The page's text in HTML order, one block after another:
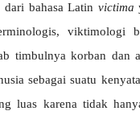
bahasa Latin victima
viktimologi
timbulnya korban dan
sebagai suatu
luas karena tidak